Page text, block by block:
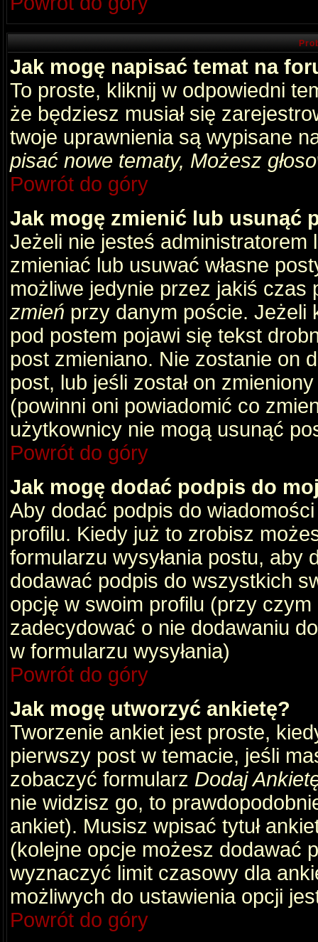
Jak mogę napisać temat na
To proste, kliknij w odpowiedni
że będziesz musiał się
twoje uprawnienia są wypisane
pisać nowe tematy, Możesz
Powrót do góry
Jak mogę zmienić lub usunąć
Jeżeli nie jesteś
zmieniać lub usuwać własne
możliwe jedynie przez jakiś
zmień przy danym poście. Jeżeli
pod postem pojawi się tekst
post zmieniano. Nie zostanie on
post, lub jeśli został on
(powinni oni powiadomić co
użytkownicy nie mogą usunąć
Powrót do góry
Jak mogę dodać podpis do
Aby dodać podpis do
profilu. Kiedy już to zrobisz
formularzu wysyłania postu,
dodawać podpis do wszystkich
opcję w swoim profilu (przy
zadecydować o nie dodawaniu
w formularzu wysyłania)
Powrót do góry
Jak mogę utworzyć ankietę?
Tworzenie ankiet jest proste,
pierwszy post w temacie, jeśli
zobaczyć formularz Dodaj
nie widzisz go, to
ankiet). Musisz wpisać tytuł
(kolejne opcje możesz dodawać
wyznaczyć limit czasowy dla
możliwych do ustawienia opcji
Powrót do góry